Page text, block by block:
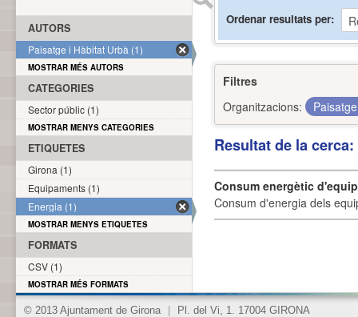
Ordenar resultats per
Filtres
Organitzacions:
Resultat de la
Consum energètic
Consum d'energia dels
AUTORS
Paisatge i Hàbitat Urbà (1)
MOSTRAR MÉS AUTORS
CATEGORIES
Sector públic (1)
MOSTRAR MENYS CATEGORIES
ETIQUETES
Girona (1)
Equipaments (1)
Energia (1)
MOSTRAR MENYS ETIQUETES
FORMATS
CSV (1)
MOSTRAR MÉS FORMATS
© 2013 Ajuntament de Girona Pl. del Vi, 1. 17004 GIRONA